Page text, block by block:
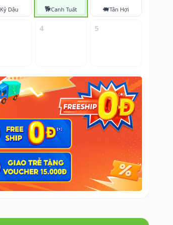
Kỷ Dậu 🐕Canh Tuất 🐖Tân Hợi
4 5